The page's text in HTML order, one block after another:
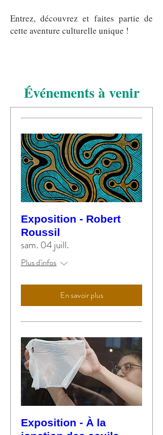
Entrez, découvrez et faites partie de
cette aventure culturelle unique !
Événements à venir
Exposition - Robert
Roussil
sam. 04 juill.
Plus d'infos
En savoir plus
Exposition - À la